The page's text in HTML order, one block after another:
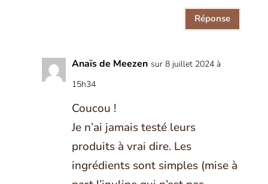
Réponse
Anaïs de Meezen sur 8 juillet 2024 à
15h34
Coucou !
Je n’ai jamais testé leurs
produits à vrai dire. Les
ingrédients sont simples (mise à